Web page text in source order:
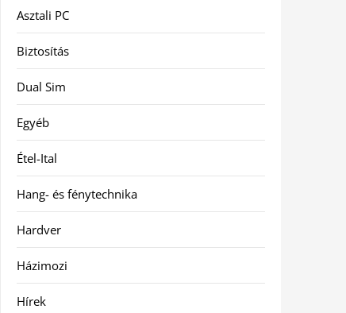
Asztali PC
Biztosítás
Dual Sim
Egyéb
Étel-Ital
Hang- és fénytechnika
Hardver
Házimozi
Hírek